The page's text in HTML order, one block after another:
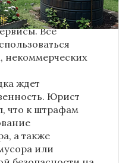
участках
как хостелы,
Все
некоммерческих
ждет
Юрист
что к штрафам
а также
или